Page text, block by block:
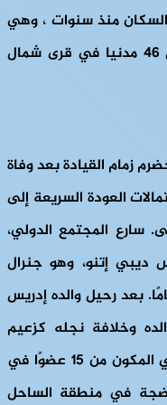
منذ سنوات ، وهي
المجموعة الثالثة. وهم متهمون بقتل 46 مدنيا في قرى شمال
زمام القيادة بعد وفاة
العودة السريعة إلى
سارع المجتمع الدولي،
ديبي إتنو، وهو جنرال
نجوم ويبلغ من العمر 37 عامًا. بعد رحيل والده إدريس
وخلافة نجله كزعيم
“انتقالي” على رأس المجلس العسكري المكون من 15 عضوًا في
سبّب ضجة في منطقة الساحل